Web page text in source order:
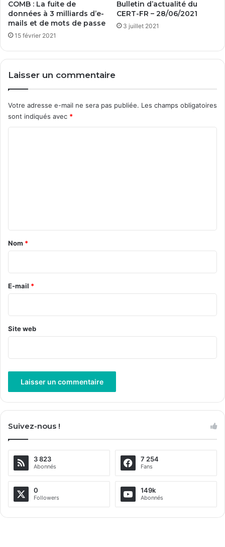
COMB : La fuite de
données à 3 milliards d’e-
mails et de mots de passe
15 février 2021
Bulletin d’actualité du
CERT-FR – 28/06/2021
3 juillet 2021
Laisser un commentaire
Votre adresse e-mail ne sera pas publiée. Les champs obligatoires
sont indiqués avec *
a
r
e
Nom *
E-mail *
Site web
t
n
t
i
Suivez-nous !
3 823
Abonnés
7 254
Fans
0
Followers
149k
Abonnés